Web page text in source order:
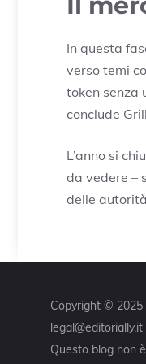
In questa
verso temi
token senza
conclude
L’anno si
da vedere –
delle
Copyright © 2025
Questo blog non